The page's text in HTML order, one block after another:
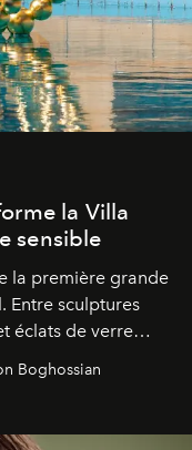
la Villa
sensible
la première grande
Entre sculptures
éclats de verre
itinéraire
le souvenir
Boghossian